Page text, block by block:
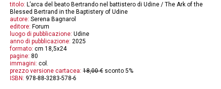
titolo: L’arca del beato Bertrando nel battistero di Udine / The Ark of the
Blessed Bertrand in the Baptistery of Udine
autore: Serena Bagnarol
editore: Forum
luogo di pubblicazione: Udine
anno di pubblicazione: 2025
formato: cm 18,5x24
pagine: 80
immagini: col.
prezzo versione cartacea: 18,00 € sconto 5%
ISBN: 978-88-3283-578-6